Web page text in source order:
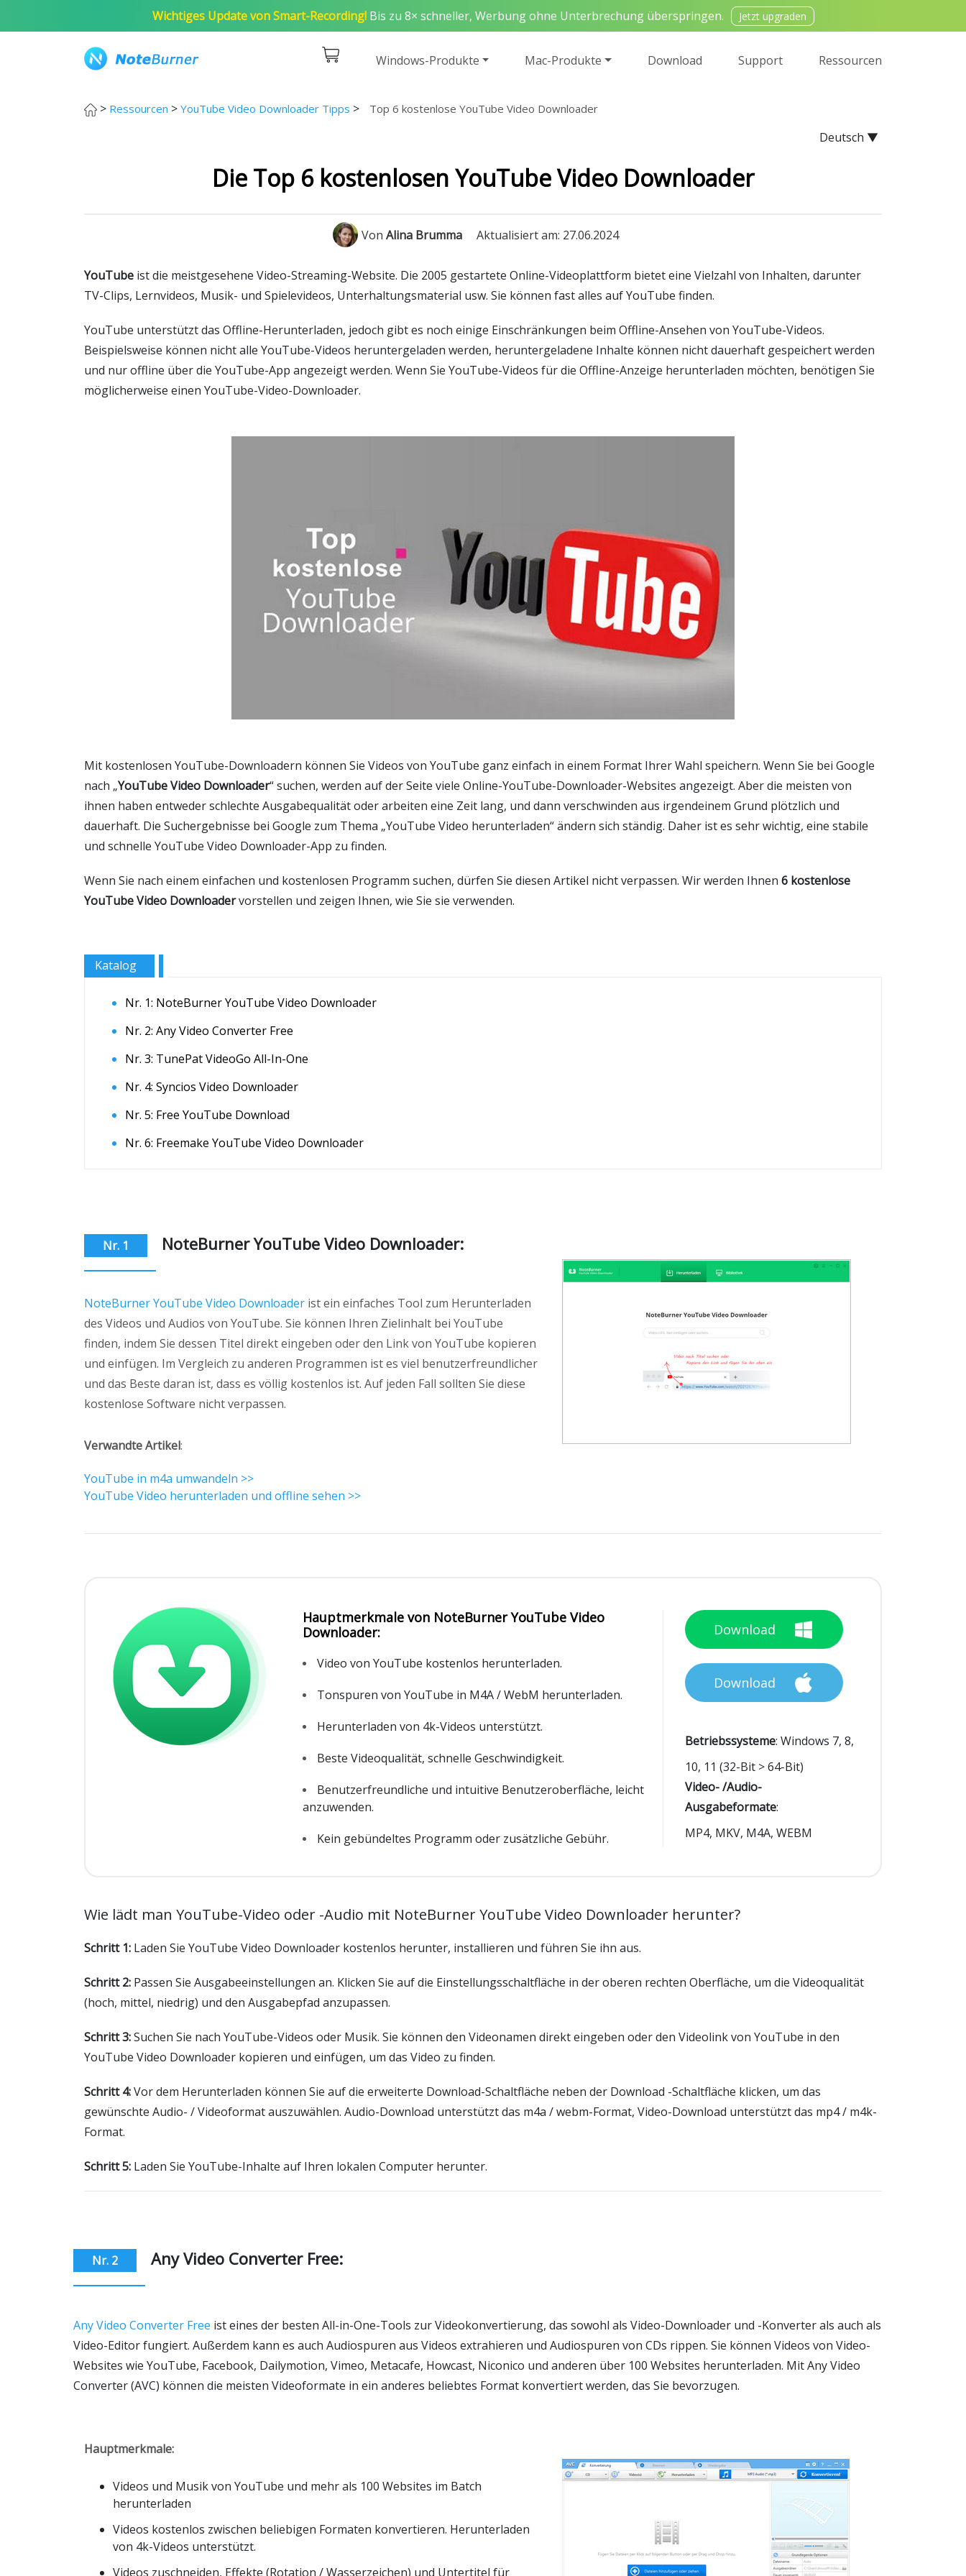
Wichtiges Update von Smart-Recording!Bis zu 8× schneller, Werbung ohne Unterbrechung überspringen. Jetzt upgraden
Windows-Produkte Mac-Produkte Download Support Ressourcen
> Ressourcen > YouTube Video Downloader Tipps > Top 6 kostenlose YouTube Video Downloader
Deutsch ▼
Die Top 6 kostenlosen YouTube Video Downloader
Von Alina Brumma Aktualisiert am: 27.06.2024
YouTube ist die meistgesehene Video-Streaming-Website. Die 2005 gestartete Online-Videoplattform bietet eine Vielzahl von Inhalten, darunter
TV-Clips, Lernvideos, Musik- und Spielevideos, Unterhaltungsmaterial usw. Sie können fast alles auf YouTube finden.
YouTube unterstützt das Offline-Herunterladen, jedoch gibt es noch einige Einschränkungen beim Offline-Ansehen von YouTube-Videos.
Beispielsweise können nicht alle YouTube-Videos heruntergeladen werden, heruntergeladene Inhalte können nicht dauerhaft gespeichert werden
und nur offline über die YouTube-App angezeigt werden. Wenn Sie YouTube-Videos für die Offline-Anzeige herunterladen möchten, benötigen Sie
möglicherweise einen YouTube-Video-Downloader.
Mit kostenlosen YouTube-Downloadern können Sie Videos von YouTube ganz einfach in einem Format Ihrer Wahl speichern. Wenn Sie bei Google
nach „YouTube Video Downloader“ suchen, werden auf der Seite viele Online-YouTube-Downloader-Websites angezeigt. Aber die meisten von
ihnen haben entweder schlechte Ausgabequalität oder arbeiten eine Zeit lang, und dann verschwinden aus irgendeinem Grund plötzlich und
dauerhaft. Die Suchergebnisse bei Google zum Thema „YouTube Video herunterladen“ ändern sich ständig. Daher ist es sehr wichtig, eine stabile
und schnelle YouTube Video Downloader-App zu finden.
Wenn Sie nach einem einfachen und kostenlosen Programm suchen, dürfen Sie diesen Artikel nicht verpassen. Wir werden Ihnen 6 kostenlose
YouTube Video Downloadervorstellen und zeigen Ihnen, wie Sie sie verwenden.
Katalog
Nr. 1: NoteBurner YouTube Video Downloader
Nr. 2: Any Video Converter Free
Nr. 3: TunePat VideoGo All-In-One
Nr. 4: Syncios Video Downloader
Nr. 5: Free YouTube Download
Nr. 6: Freemake YouTube Video Downloader
Nr. 1 NoteBurner YouTube Video Downloader:
NoteBurner YouTube Video Downloader ist ein einfaches Tool zum Herunterladen
des Videos und Audios von YouTube. Sie können Ihren Zielinhalt bei YouTube
finden, indem Sie dessen Titel direkt eingeben oder den Link von YouTube kopieren
und einfügen. Im Vergleich zu anderen Programmen ist es viel benutzerfreundlicher
und das Beste daran ist, dass es völlig kostenlos ist. Auf jeden Fall sollten Sie diese
kostenlose Software nicht verpassen.
Verwandte Artikel:
YouTube in m4a umwandeln >>
YouTube Video herunterladen und offline sehen >>
Hauptmerkmale von NoteBurner YouTube Video
Downloader:
Video von YouTube kostenlos herunterladen.
Tonspuren von YouTube in M4A / WebM herunterladen.
Herunterladen von 4k-Videos unterstützt.
Beste Videoqualität, schnelle Geschwindigkeit.
Benutzerfreundliche und intuitive Benutzeroberfläche, leicht
anzuwenden.
Kein gebündeltes Programm oder zusätzliche Gebühr.
Download
Download
Betriebssysteme: Windows 7, 8,
10, 11 (32-Bit > 64-Bit)
Video- /Audio-
Ausgabeformate:
MP4, MKV, M4A, WEBM
Wie lädt man YouTube-Video oder -Audio mit NoteBurner YouTube Video Downloader herunter?
Schritt 1: Laden Sie YouTube Video Downloader kostenlos herunter, installieren und führen Sie ihn aus.
Schritt 2: Passen Sie Ausgabeeinstellungen an. Klicken Sie auf die Einstellungsschaltfläche in der oberen rechten Oberfläche, um die Videoqualität
(hoch, mittel, niedrig) und den Ausgabepfad anzupassen.
Schritt 3:Suchen Sie nach YouTube-Videos oder Musik. Sie können den Videonamen direkt eingeben oder den Videolink von YouTube in den
YouTube Video Downloader kopieren und einfügen, um das Video zu finden.
Schritt 4:Vor dem Herunterladen können Sie auf die erweiterte Download-Schaltfläche neben der Download -Schaltfläche klicken, um das
gewünschte Audio- / Videoformat auszuwählen. Audio-Download unterstützt das m4a / webm-Format, Video-Download unterstützt das mp4 / m4k-
Format.
Schritt 5: Laden Sie YouTube-Inhalte auf Ihren lokalen Computer herunter.
Nr. 2 Any Video Converter Free:
Any Video Converter Free ist eines der besten All-in-One-Tools zur Videokonvertierung, das sowohl als Video-Downloader und -Konverter als auch als
Video-Editor fungiert. Außerdem kann es auch Audiospuren aus Videos extrahieren und Audiospuren von CDs rippen. Sie können Videos von Video-
Websites wie YouTube, Facebook, Dailymotion, Vimeo, Metacafe, Howcast, Niconico und anderen über 100 Websites herunterladen. Mit Any Video
Converter (AVC) können die meisten Videoformate in ein anderes beliebtes Format konvertiert werden, das Sie bevorzugen.
Hauptmerkmale:
Videos und Musik von YouTube und mehr als 100 Websites im Batch
herunterladen
Videos kostenlos zwischen beliebigen Formaten konvertieren. Herunterladen
von 4k-Videos unterstützt.
Videos zuschneiden, Effekte (Rotation / Wasserzeichen) und Untertitel für